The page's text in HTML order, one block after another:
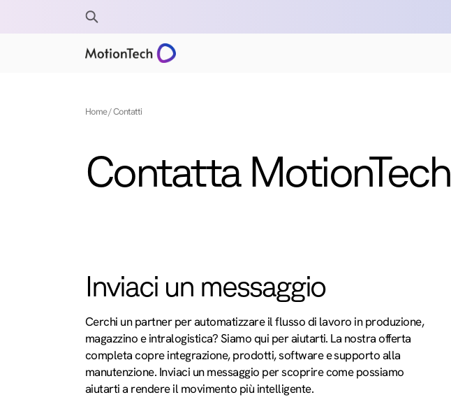
Home Contatti
Contatta MotionTech
Inviaci un messaggio
Cerchi un partner per automatizzare il flusso di lavoro in produzione,
magazzino e intralogistica? Siamo qui per aiutarti. La nostra offerta
completa copre integrazione, prodotti, software e supporto alla
manutenzione. Inviaci un messaggio per scoprire come possiamo
aiutarti a rendere il movimento più intelligente.